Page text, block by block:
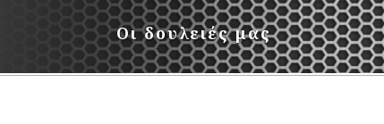
Οι δουλειές μας